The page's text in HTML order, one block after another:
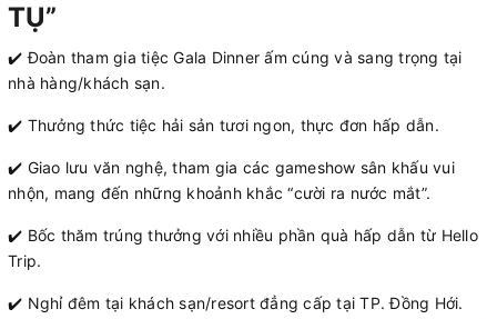
TỤ”
✔️ Đoàn tham gia tiệc Gala Dinner ấm cúng và sang trọng tại
nhà hàng/khách sạn.
✔️ Thưởng thức tiệc hải sản tươi ngon, thực đơn hấp dẫn.
✔️ Giao lưu văn nghệ, tham gia các gameshow sân khấu vui
nhộn, mang đến những khoảnh khắc “cười ra nước mắt”.
✔️ Bốc thăm trúng thưởng với nhiều phần quà hấp dẫn từ Hello
Trip.
✔️ Nghỉ đêm tại khách sạn/resort đẳng cấp tại TP. Đồng Hới.